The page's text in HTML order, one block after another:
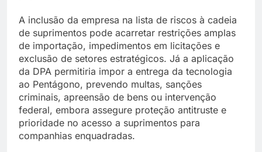
A inclusão da empresa na lista de riscos à cadeia
de suprimentos pode acarretar restrições amplas
de importação, impedimentos em licitações e
exclusão de setores estratégicos. Já a aplicação
da DPA permitiria impor a entrega da tecnologia
ao Pentágono, prevendo multas, sanções
criminais, apreensão de bens ou intervenção
federal, embora assegure proteção antitruste e
prioridade no acesso a suprimentos para
companhias enquadradas.